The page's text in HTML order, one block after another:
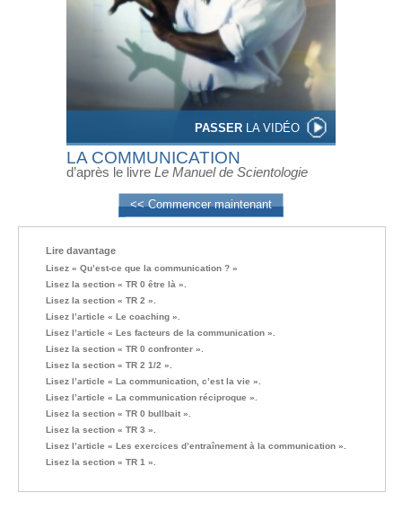
PASSER LA VIDÉO
LA COMMUNICATION
d’après le livre Le Manuel de Scientologie
<< Commencer maintenant
Lire davantage
Lisez « Qu’est-ce que la communication ? »
Lisez la section « TR 0 être là ».
Lisez la section « TR 2 ».
Lisez l’article « Le coaching ».
Lisez l’article « Les facteurs de la communication ».
Lisez la section « TR 0 confronter ».
Lisez la section « TR 2 1/2 ».
Lisez l’article « La communication, c’est la vie ».
Lisez l’article « La communication réciproque ».
Lisez la section « TR 0 bullbait ».
Lisez la section « TR 3 ».
Lisez l’article « Les exercices d’entraînement à la communication ».
Lisez la section « TR 1 ».